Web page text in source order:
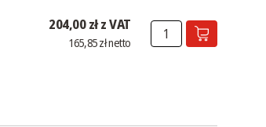
204,00 zł z VAT
165,85 zł netto